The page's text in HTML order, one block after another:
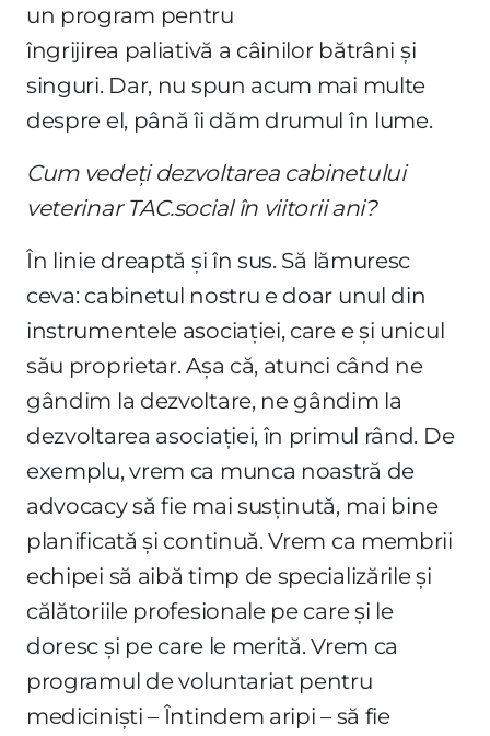
un program pentru
îngrijirea paliativă a câinilor bătrâni și
singuri. Dar, nu spun acum mai multe
despre el, până îi dăm drumul în lume.
Cum vedeți dezvoltarea cabinetului
veterinar TAC.social în viitorii ani?
În linie dreaptă și în sus. Să lămuresc
ceva: cabinetul nostru e doar unul din
instrumentele asociației, care e și unicul
său proprietar. Așa că, atunci când ne
gândim la dezvoltare, ne gândim la
dezvoltarea asociației, în primul rând. De
exemplu, vrem ca munca noastră de
advocacy să fie mai susținută, mai bine
planificată și continuă. Vrem ca membrii
echipei să aibă timp de specializările și
călătoriile profesionale pe care și le
doresc și pe care le merită. Vrem ca
programul de voluntariat pentru
mediciniști – Întindem aripi – să fie